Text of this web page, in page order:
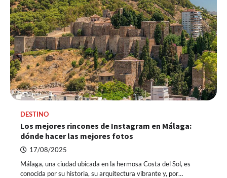
DESTINO
Los mejores rincones de Instagram en Málaga:
dónde hacer las mejores fotos
17/08/2025
Málaga, una ciudad ubicada en la hermosa Costa del Sol, es
conocida por su historia, su arquitectura vibrante y, por…